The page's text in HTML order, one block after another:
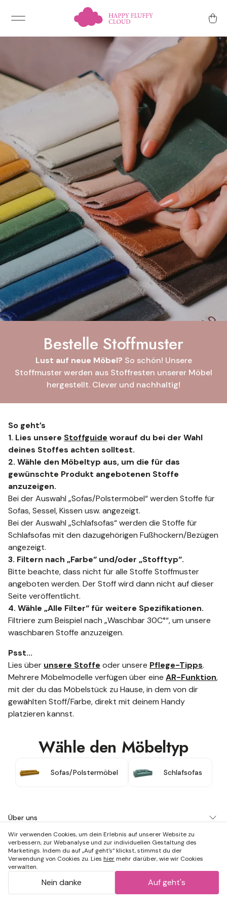
Bestelle Stoffmuster
Lust auf neue Möbel? So schön! Unsere
Stoffmuster werden aus Stoffresten unserer Möbel
hergestellt. Clever und nachhaltig!
So geht’s
1. Lies unsere Stoffguide worauf du bei der Wahl
deines Stoffes achten solltest.
2. Wähle den Möbeltyp aus, um die für das
gewünschte Produkt angebotenen Stoffe
anzuzeigen.
Bei der Auswahl „Sofas/Polstermöbel“ werden Stoffe für
Sofas, Sessel, Kissen usw. angezeigt.
Bei der Auswahl „Schlafsofas“ werden die Stoffe für
Schlafsofas mit den dazugehörigen Fußhockern/Bezügen
angezeigt.
3. Filtern nach „Farbe“ und/oder „Stofftyp“.
Bitte beachte, dass nicht für alle Stoffe Stoffmuster
angeboten werden. Der Stoff wird dann nicht auf dieser
Seite veröffentlicht.
4. Wähle „Alle Filter“ für weitere Spezifikationen.
Filtriere zum Beispiel nach „Waschbar 30C°“, um unsere
waschbaren Stoffe anzuzeigen.
Psst...
Lies über unsere Stoffe oder unsere Pflege-Tipps.
Mehrere Möbelmodelle verfügen über eine AR-Funktion,
mit der du das Möbelstück zu Hause, in dem von dir
gewählten Stoff/Farbe, direkt mit deinem Handy
platzieren kannst.
Wähle den Möbeltyp
Sofas/Polstermöbel Schlafsofas
Über uns
Bei uns einkaufen
Kontaktiere uns
Wir verwenden Cookies, um dein Erlebnis auf unserer Website zu
verbessern, zur Webanalyse und zur individuellen Gestaltung des
Marketings. Indem du auf „Auf geht's“ klickst, stimmst du der
Verwendung von Cookies zu. Lies hiermehr darüber, wie wir Cookies
verwalten.
Nein danke Auf geht's